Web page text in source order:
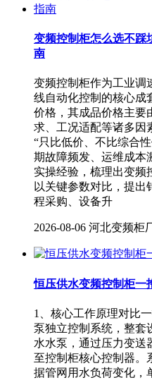
变频控制柜怎么选不踩
南
变频控制柜作为工业调
线自动化控制的核心成
价格，其成品价格主要
求、工况适配等诸多因
“只比低价、不比综合
期故障频发、运维成本
实操经验，梳理出变频
以关键参数对比，提出
程采购、设备升
2026-08-06 河北变频柜
恒压供水变频控制柜一
1、核心工作原理对比
泵独立控制系统，整套
水水泵，通过压力变送
至控制柜核心控制器。
据管网用水负荷变化，